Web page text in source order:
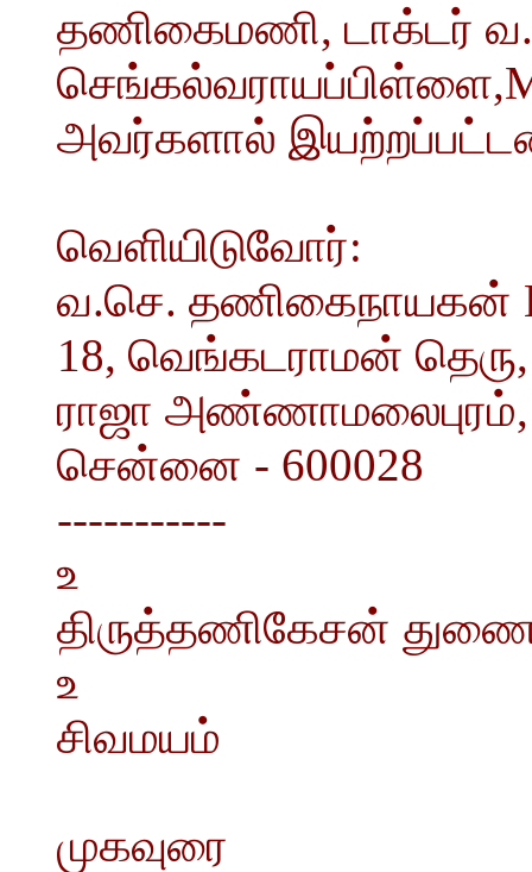
தணிகைமணி, டாக்டர்
அவர்களால்
வெளியிடுவோர்:
வ.செ. தணிகைநாயகன்
18, வெங்கடராமன் தெரு,
ராஜா அண்ணாமலைபுரம்,
சென்னை - 600028
-----------
உ
திருத்தணிகேசன்
உ
சிவமயம்
முகவுரை